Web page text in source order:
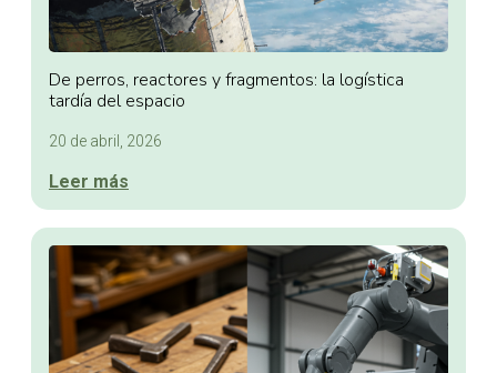
De perros, reactores y fragmentos: la logística
tardía del espacio
20 de abril, 2026
Leer más